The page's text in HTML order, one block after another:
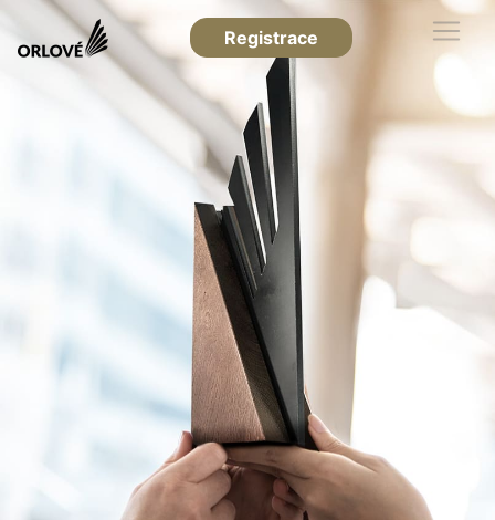
Registrace